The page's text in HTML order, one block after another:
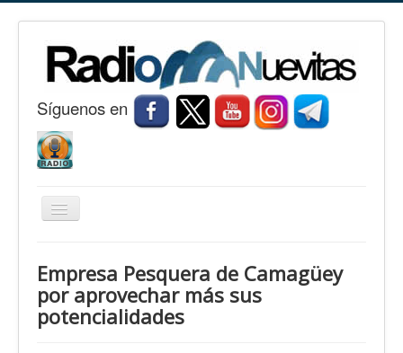
Síguenos en
Cambiar
Nuevitas
Noticias
Empresa Pesquera de Camagüey
por aprovechar más sus
potencialidades